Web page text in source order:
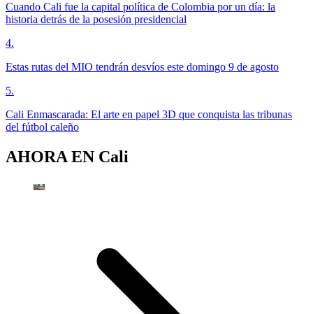
Cuando Cali fue la capital política de Colombia por un día: la
historia detrás de la posesión presidencial
4.
Estas rutas del MIO tendrán desvíos este domingo 9 de agosto
5.
Cali Enmascarada: El arte en papel 3D que conquista las tribunas
del fútbol caleño
AHORA EN Cali